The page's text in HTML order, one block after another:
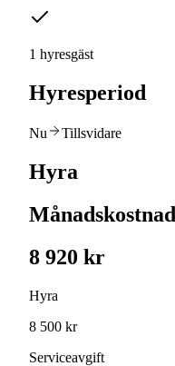
1 hyresgäst
Hyresperiod
Nu Tillsvidare
Hyra
Månadskostnad
8 920 kr
Hyra
8 500 kr
Serviceavgift